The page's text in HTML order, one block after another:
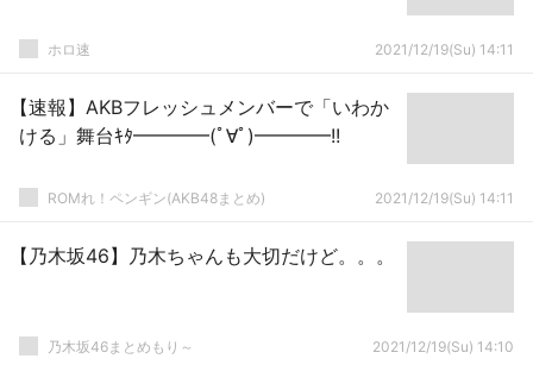
ホロ速 2021/12/19(Su) 14:11
【速報】AKBフレッシュメンバーで「いわか
ける」舞台ｷﾀ━━━━(ﾟ∀ﾟ)━━━━!!
ROMれ！ペンギン(AKB48まとめ) 2021/12/19(Su) 14:11
【乃木坂46】乃木ちゃんも大切だけど。。。
乃木坂46まとめもり～ 2021/12/19(Su) 14:10